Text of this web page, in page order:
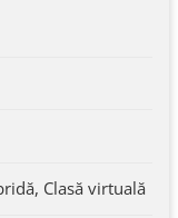
Clasă virtuală